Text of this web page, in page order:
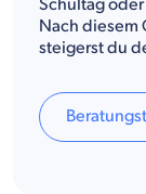
Schultag
Nach diesem
steigerst du